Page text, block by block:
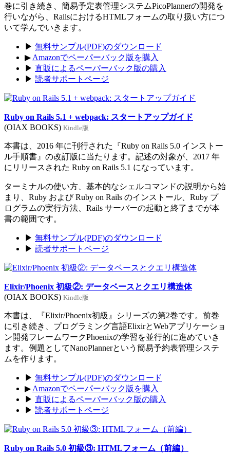
巻に引き続き、簡易予定表管理システムPicoPlannerの開発を
行いながら、RailsにおけるHTMLフォームの取り扱い方につ
いて学んでいきます。
▶ 無料サンプル(PDF)のダウンロード
▶ Amazonでペーパーバック版を購入
▶ 直販によるペーパーバック版の購入
▶ 読者サポートページ
Ruby on Rails 5.1 + webpack: スタートアップガイド
(OIAX BOOKS) Kindle版
本書は、2016 年に刊行された『Ruby on Rails 5.0 インストー
ル手順書』の改訂版に当たります。記述の対象が、2017 年
にリリースされた Ruby on Rails 5.1 になっています。
ターミナルの使い方、基本的なシェルコマンドの説明から始
まり、Ruby および Ruby on Rails のインストール、Ruby プ
ログラムの実行方法、Rails サーバーの起動と終了までが本
書の範囲です。
▶ 無料サンプル(PDF)のダウンロード
▶ 読者サポートページ
Elixir/Phoenix 初級②: データベースとクエリ構造体
(OIAX BOOKS) Kindle版
本書は、『Elixir/Phoenix初級』シリーズの第2巻です。前巻
に引き続き、プログラミング言語ElixirとWebアプリケーショ
ン開発フレームワークPhoenixの学習を並行的に進めていき
ます。例題としてNanoPlannerという簡易予約表管理システ
ムを作ります。
▶ 無料サンプル(PDF)のダウンロード
▶ Amazonでペーパーバック版を購入
▶ 直販によるペーパーバック版の購入
▶ 読者サポートページ
Ruby on Rails 5.0 初級③: HTMLフォーム（前編）